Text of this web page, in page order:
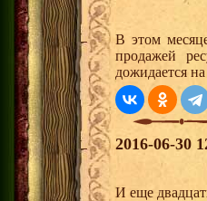
В этом
продажей
дожидается
2016-06-30
И еще